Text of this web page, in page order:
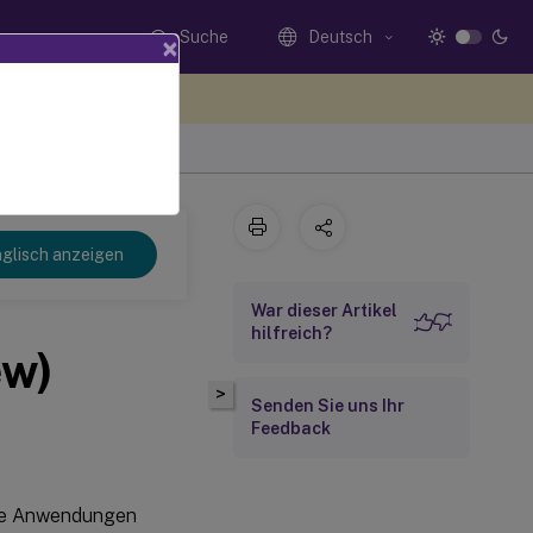
Suche Deutsch
anzeigen
Anwendungen
>
War dieser Artikel
hilfreich?
Senden Sie uns Ihr
Feedback
×